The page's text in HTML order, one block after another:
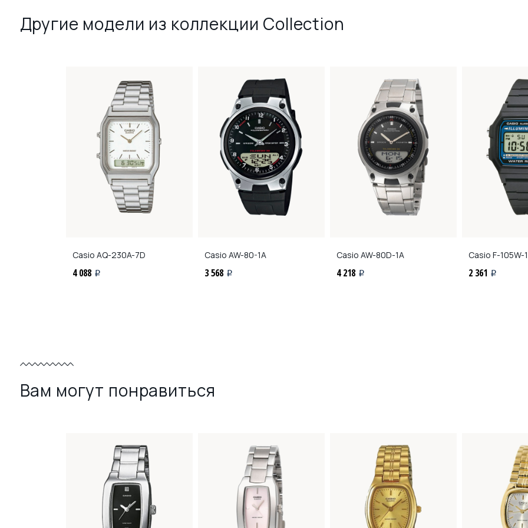
Другие модели из коллекции Collection
Casio AQ-230A-7D
4 088 i
Casio AW-80-1A
3 568 i
Casio AW-80D-1A
4 218 i
Casio F-105W-
2 361 i
Вам могут понравиться